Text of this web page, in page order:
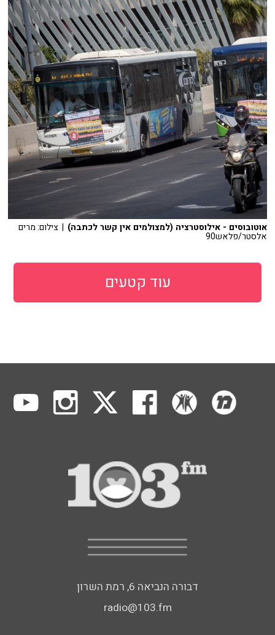
אוטובוסים - אילוסטרציה (למצולמים אין קשר לכתבה) | צילום: מרים
אלסטר/פלאש90
עוד קטעים
דבורה הנביאה 6, רמת השרון
radio@103.fm